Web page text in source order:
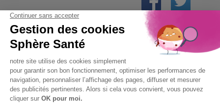
01 61 30 15 94
(prix d’un appel local)
CONTACTEZ-NOUS
SPHÈRE-SANTÉ © 2026